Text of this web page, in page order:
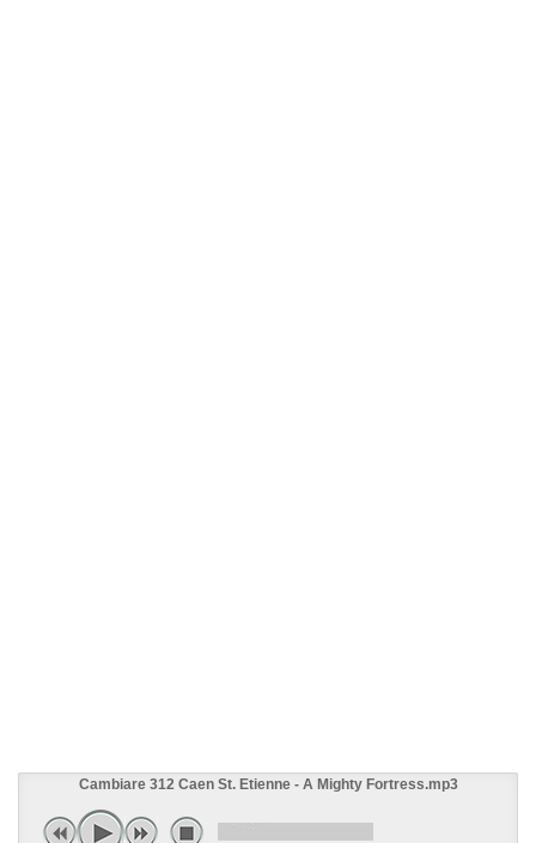
Cambiare 312 Caen St. Etienne - A Mighty Fortress.mp3